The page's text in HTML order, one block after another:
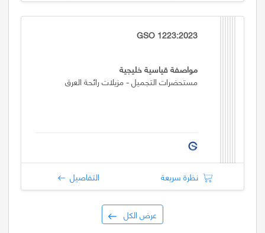
GSO 1223:2023
مواصفة قياسية خليجية
مستحضرات التجميل - مزيلات رائحة العرق
نظرة سريعة التفاصيل
عرض الكل